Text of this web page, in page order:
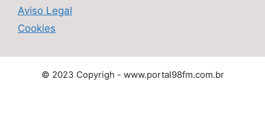
Aviso Legal
Cookies
© 2023 Copyrigh - www.portal98fm.com.br